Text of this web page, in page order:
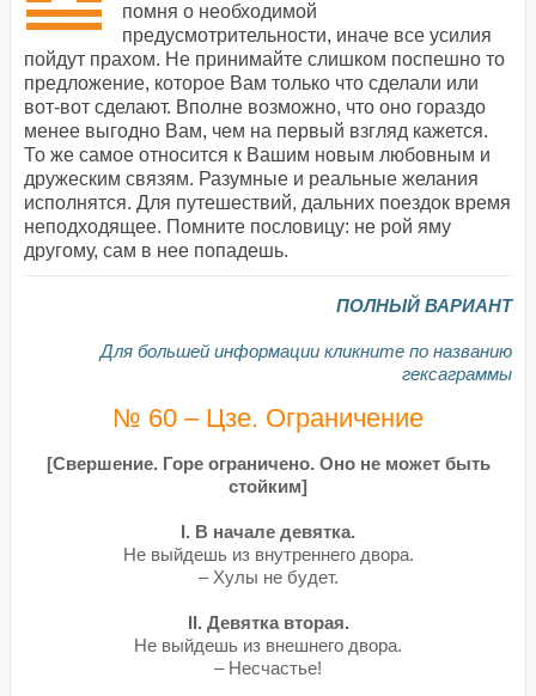
помня о необходимой
предусмотрительности, иначе все усилия
пойдут прахом. Не принимайте слишком поспешно то
предложение, которое Вам только что сделали или
вот-вот сделают. Вполне возможно, что оно гораздо
менее выгодно Вам, чем на первый взгляд кажется.
То же самое относится к Вашим новым любовным и
дружеским связям. Разумные и реальные желания
исполнятся. Для путешествий, дальних поездок время
неподходящее. Помните пословицу: не рой яму
другому, сам в нее попадешь.
ПОЛНЫЙ ВАРИАНТ
Для большей информации кликните по названию
гексаграммы
№ 60 – Цзе. Ограничение
[Свершение. Горе ограничено. Оно не может быть
стойким]
I. В начале девятка.
Не выйдешь из внутреннего двора.
– Хулы не будет.
II. Девятка вторая.
Не выйдешь из внешнего двора.
– Несчастье!